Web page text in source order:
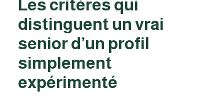
Les critères qui
distinguent un vrai
senior d’un profil
simplement
expérimenté